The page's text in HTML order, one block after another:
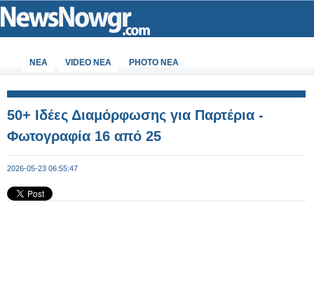
ΝΕΑ VIDEO NEA PHOTO NEA
50+ Ιδέες Διαμόρφωσης για Παρτέρια -
Φωτογραφία 16 από 25
2026-05-23 06:55:47